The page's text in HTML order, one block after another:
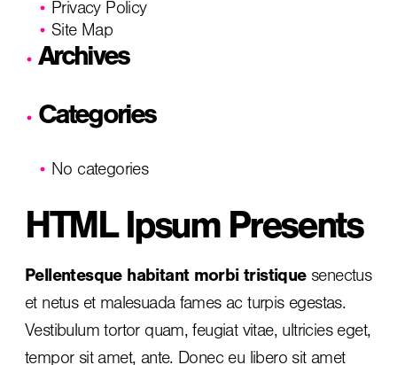
Privacy Policy
Site Map
Archives
Categories
No categories
HTML Ipsum Presents
Pellentesque habitant morbi tristiquesenectus
et netus et malesuada fames ac turpis egestas.
Vestibulum tortor quam, feugiat vitae, ultricies eget,
tempor sit amet, ante. Donec eu libero sit amet